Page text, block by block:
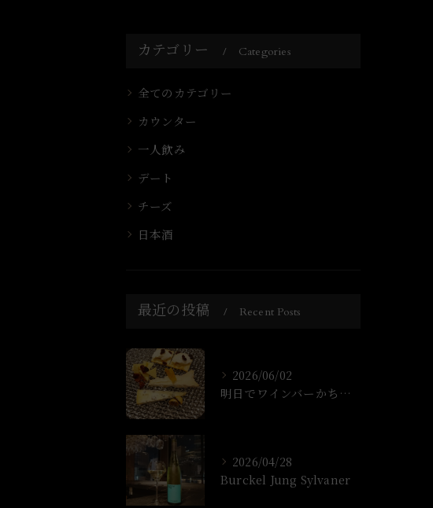
カテゴリー Categories
全てのカテゴリー
カウンター
一人飲み
デート
チーズ
日本酒
最近の投稿 Recent Posts
2026/06/02
明日でワインバーかちょ1年なります！
2026/04/28
Burckel Jung Sylvaner